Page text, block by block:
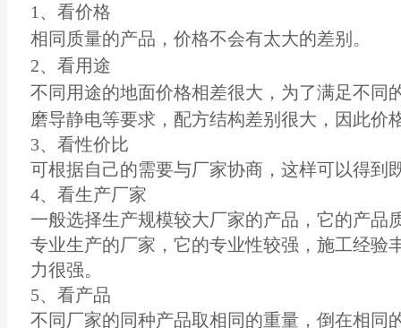
1、看价格
相同质量的产品，价格不会有太大的差别。
2、看用途
不同用途的地面价格相差很大，为了满足不同
磨导静电等要求，配方结构差别很大，因此价
3、看性价比
可根据自己的需要与厂家协商，这样可以得到
4、看生产厂家
一般选择生产规模较大厂家的产品，它的产品
专业生产的厂家，它的专业性较强，施工经验
力很强。
5、看产品
不同厂家的同种产品取相同的重量，倒在相同